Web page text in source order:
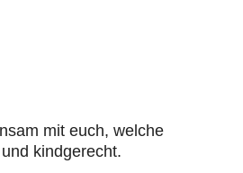
mit euch, welche
kindgerecht.